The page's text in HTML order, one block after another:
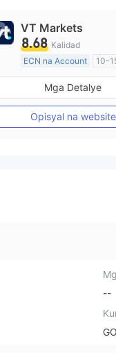
VT Markets
8.68 Kalidad
ECN na Account
10-
Kinokontrol sa Australia
Paggawa ng Market
Pangunahing label na
Mga Detalye
Opisyal na website
--